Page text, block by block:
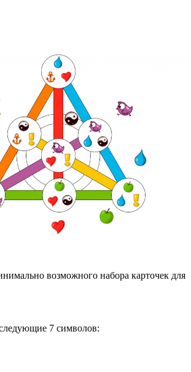
возможного набора карточек для
7 символов: